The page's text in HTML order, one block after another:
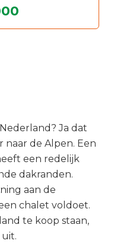
Ja dat
naar de Alpen. Een
een redelijk
dakranden.
aan de
chalet voldoet.
te koop staan,
uit.